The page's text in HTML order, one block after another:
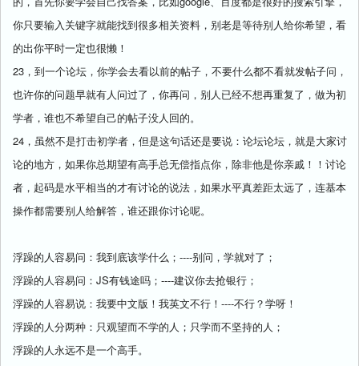
你只要输入关键字就能找到很多相关资料，别老是等待别人给你希望，看
的出你平时一定也很懒！
23，到一个论坛，你学会去看以前的帖子，不要什么都不看就发帖子问，
也许你的问题早就有人问过了，你再问，别人已经不想再重复了，做为初
学者，谁也不希望自己的帖子没人回的。
24，虽然不是打击初学者，但是这句话还是要说：论坛论坛，就是大家讨
论的地方，如果你总期望有高手总无偿指点你，除非他是你亲戚！！讨论
者，起码是水平相当的才有讨论的说法，如果水平真差距太远了，连基本
操作都需要别人给解答，谁还跟你讨论呢。
浮躁的人容易问：我到底该学什么；----别问，学就对了；
浮躁的人容易问：JS有钱途吗；----建议你去抢银行；
浮躁的人容易说：我要中文版！我英文不行！----不行？学呀！
浮躁的人分两种：只观望而不学的人；只学而不坚持的人；
浮躁的人永远不是一个高手。